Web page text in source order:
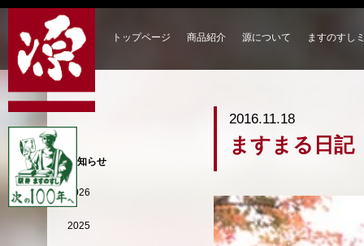
トップページ 商品紹介 源について ますのすし
2016.11.18
ますまる日記
お知らせ
2026
2025